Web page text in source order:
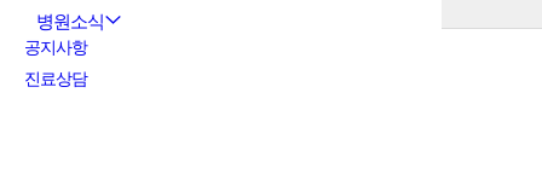
병원소식
공지사항
진료상담